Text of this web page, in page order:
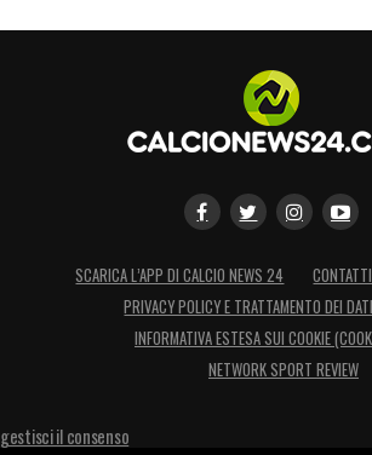
SCARICA L’APP DI CALCIO NEWS 24 CONTATTI
PRIVACY POLICY E TRATTAMENTO DEI
INFORMATIVA ESTESA SUI COOKIE
NETWORK SPORT REVIEW
gestisci il consenso